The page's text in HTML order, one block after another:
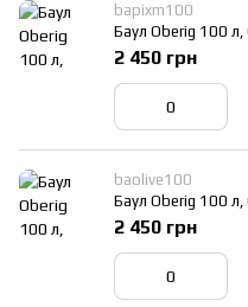
bapixm100
Баул Oberig 100 л,
2 450 грн
baolive100
Баул Oberig 100
2 450 грн